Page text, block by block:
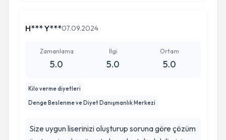
H*** Y***07.09.2024
Zamanlama
5.0
İlgi
5.0
Ortam
5.0
Kilo verme diyetleri
Denge Beslenme ve Diyet Danışmanlık Merkezi
Size uygun liserinizi oluşturup soruna göre çözüm